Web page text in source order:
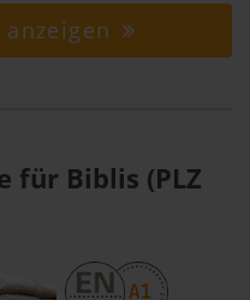
für Biblis (PLZ